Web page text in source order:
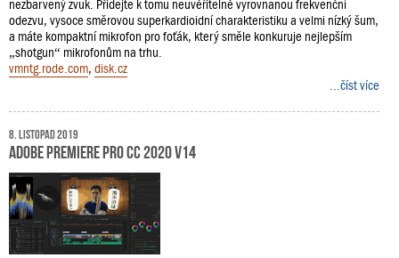
nezbarvený zvuk. Přidejte k tomu neuvěřitelně vyrovnanou frekvenční
odezvu, vysoce směrovou superkardioidní charakteristiku a velmi nízký šum,
a máte kompaktní mikrofon pro foťák, který směle konkuruje nejlepším
„shotgun“ mikrofonům na trhu.
vmntg.rode.com, disk.cz
...číst více
8. listopad 2019
Adobe Premiere Pro CC 2020 v14